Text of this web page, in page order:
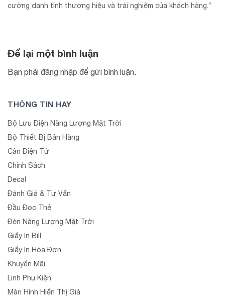
cường danh tính thương hiệu và trải nghiệm của khách hàng.”
Để lại một bình luận
Bạn phải đăng nhập để gửi bình luận.
THÔNG TIN HAY
Bộ Lưu Điện Năng Lượng Mặt Trời
Bộ Thiết Bị Bán Hàng
Cân Điện Tử
Chính Sách
Decal
Đánh Giá & Tư Vấn
Đầu Đọc Thẻ
Đèn Năng Lượng Mặt Trời
Giấy In Bill
Giấy In Hóa Đơn
Khuyến Mãi
Linh Phụ Kiện
Màn Hình Hiển Thị Giá